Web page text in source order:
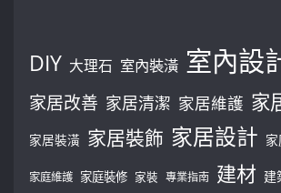
DIY 大理石 室內裝潢 室內設
家居改善 家居清潔 家居維護 家
家居裝潢 家居裝飾 家居設計
家庭維護 家庭裝修 家裝 專業指南 建材 建